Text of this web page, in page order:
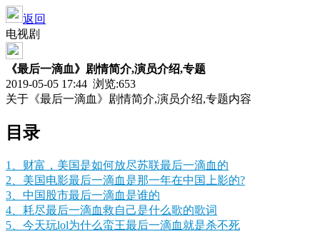
返回
电视剧
《最后一滴血》剧情简介,演员介绍,专题
2019-05-05 17:44 浏览:653
关于《最后一滴血》剧情简介,演员介绍,专题内容
目录
1、财富，美国是如何放尽苏联最后一滴血的
2、美国电影最后一滴血是那一年在中国上影的?
3、中国股市最后一滴血是谁的
4、耗尽最后一滴血救自己是什么歌的歌词
5、今天玩lol为什么蛮王最后一滴血就是杀不死